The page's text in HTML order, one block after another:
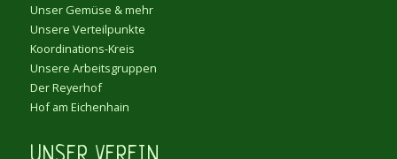
Unser Gemüse & mehr
Unsere Verteilpunkte
Koordinations-Kreis
Unsere Arbeitsgruppen
Der Reyerhof
Hof am Eichenhain